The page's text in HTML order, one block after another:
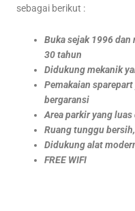
sebagai berikut :
Buka sejak 1996
30 tahun
Didukung mekanik
Pemakaian
bergaransi
Area parkir yang luas
Ruang tunggu
Didukung alat
FREE WIFI